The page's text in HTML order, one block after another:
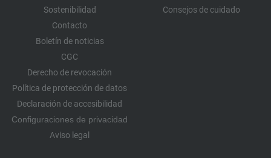
Sostenibilidad
Contacto
Boletín de noticias
CGC
Derecho de revocación
Política de protección de datos
Declaración de accesibilidad
Configuraciones de privacidad
Aviso legal
Consejos de cuidado